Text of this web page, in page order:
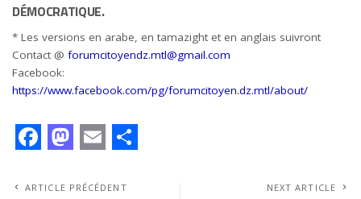
DÉMOCRATIQUE.
* Les versions en arabe, en tamazight et en anglais suivront
Contact @ forumcitoyendz.mtl@gmail.com
Facebook:
https://www.facebook.com/pg/forumcitoyen.dz.mtl/about/
a a m h
ARTICLE PRÉCÉDENT NEXT ARTICLE